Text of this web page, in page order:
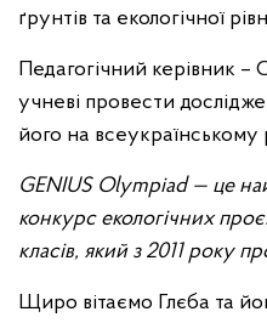
ґрунтів та екологічної
Педагогічний керівник –
учневі провести
його на всеукраїнському
GENIUS Olympiad — це
конкурс екологічних
класів, який з 2011 року
Щиро вітаємо Глєба та